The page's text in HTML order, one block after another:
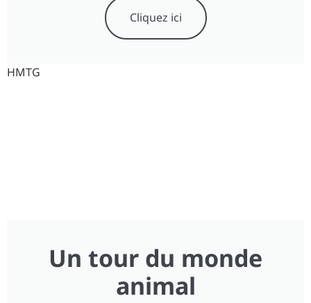
Cliquez ici
HMTG
Un tour du monde
animal